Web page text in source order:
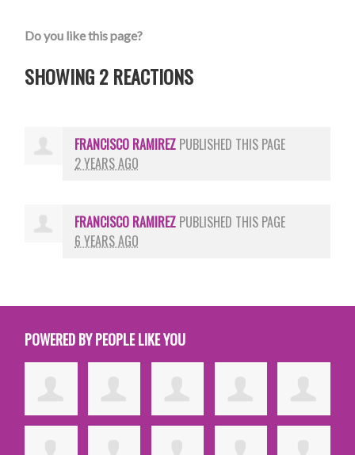
Do you like this page?
SHOWING 2 REACTIONS
FRANCISCO RAMIREZ PUBLISHED THIS PAGE
2 YEARS AGO
FRANCISCO RAMIREZ PUBLISHED THIS PAGE
6 YEARS AGO
POWERED BY PEOPLE LIKE YOU